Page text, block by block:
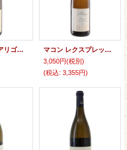
ブルゴーニュ アリゴテ 2024 マーク・ハイスマ
マコン レクスプレッション・デュ・シャルドネ 2024 サント・バルブ
3,050円(税別)
(税込: 3,355円)